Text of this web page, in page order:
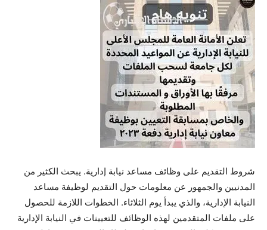
شروط التقديم على وظائف مساعد نيابة إدارية. يبحث الكثير من
المدنيين والجمهور عن معلومات حول التقديم لوظيفة مساعد
النيابة الإدارية، والذي يبدأ يوم الثلاثاء. الخطوات اللازمة للحصول
على ملفات المتقدمين لهذه الوظائف للتعيينات في النيابة الإدارية